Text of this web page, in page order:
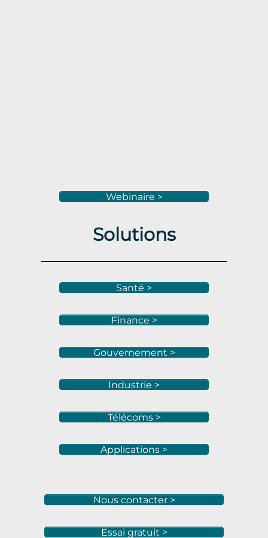
Webinaire >
Solutions
Santé >
Finance >
Gouvernement >
Industrie >
Télécoms >
Applications >
Nous contacter >
Essai gratuit >